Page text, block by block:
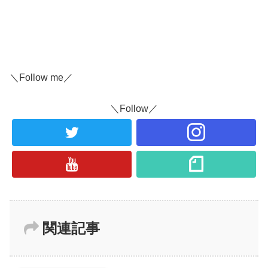
＼Follow me／
＼Follow／
関連記事